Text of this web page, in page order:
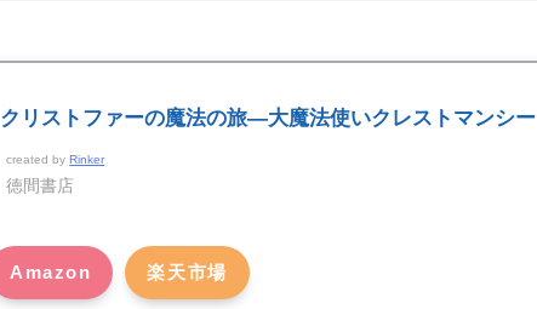
クリストファーの魔法の旅―大魔法使いクレストマンシー
created by Rinker
徳間書店
Amazon 楽天市場